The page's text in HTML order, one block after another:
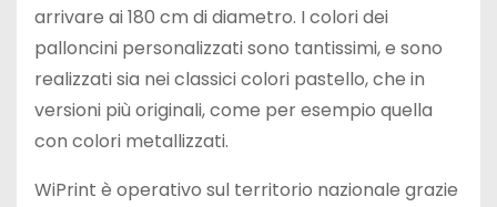
arrivare ai 180 cm di diametro. I colori dei
palloncini personalizzati sono tantissimi, e sono
realizzati sia nei classici colori pastello, che in
versioni più originali, come per esempio quella
con colori metallizzati.
WiPrint è operativo sul territorio nazionale grazie